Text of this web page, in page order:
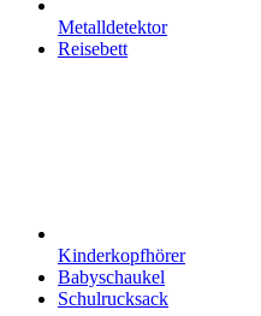
Metalldetektor
Reisebett
Kinderkopfhörer
Babyschaukel
Schulrucksack